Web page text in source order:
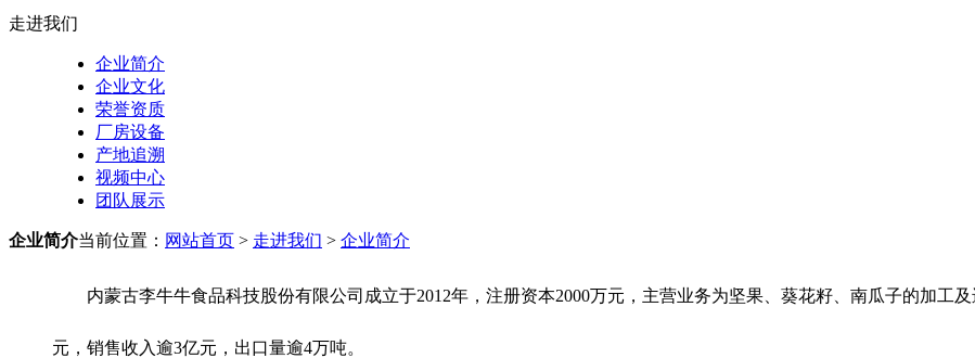
走进我们
企业简介
企业文化
荣誉资质
厂房设备
产地追溯
视频中心
团队展示
企业简介当前位置： 网站首页 > 走进我们 > 企业简介
内蒙古李牛牛食品科技股份有限公司成立于2012年，注册资本2000万元，主营业务为坚果、葵花籽、南瓜子的加工及
元，销售收入逾3亿元，出口量逾4万吨。